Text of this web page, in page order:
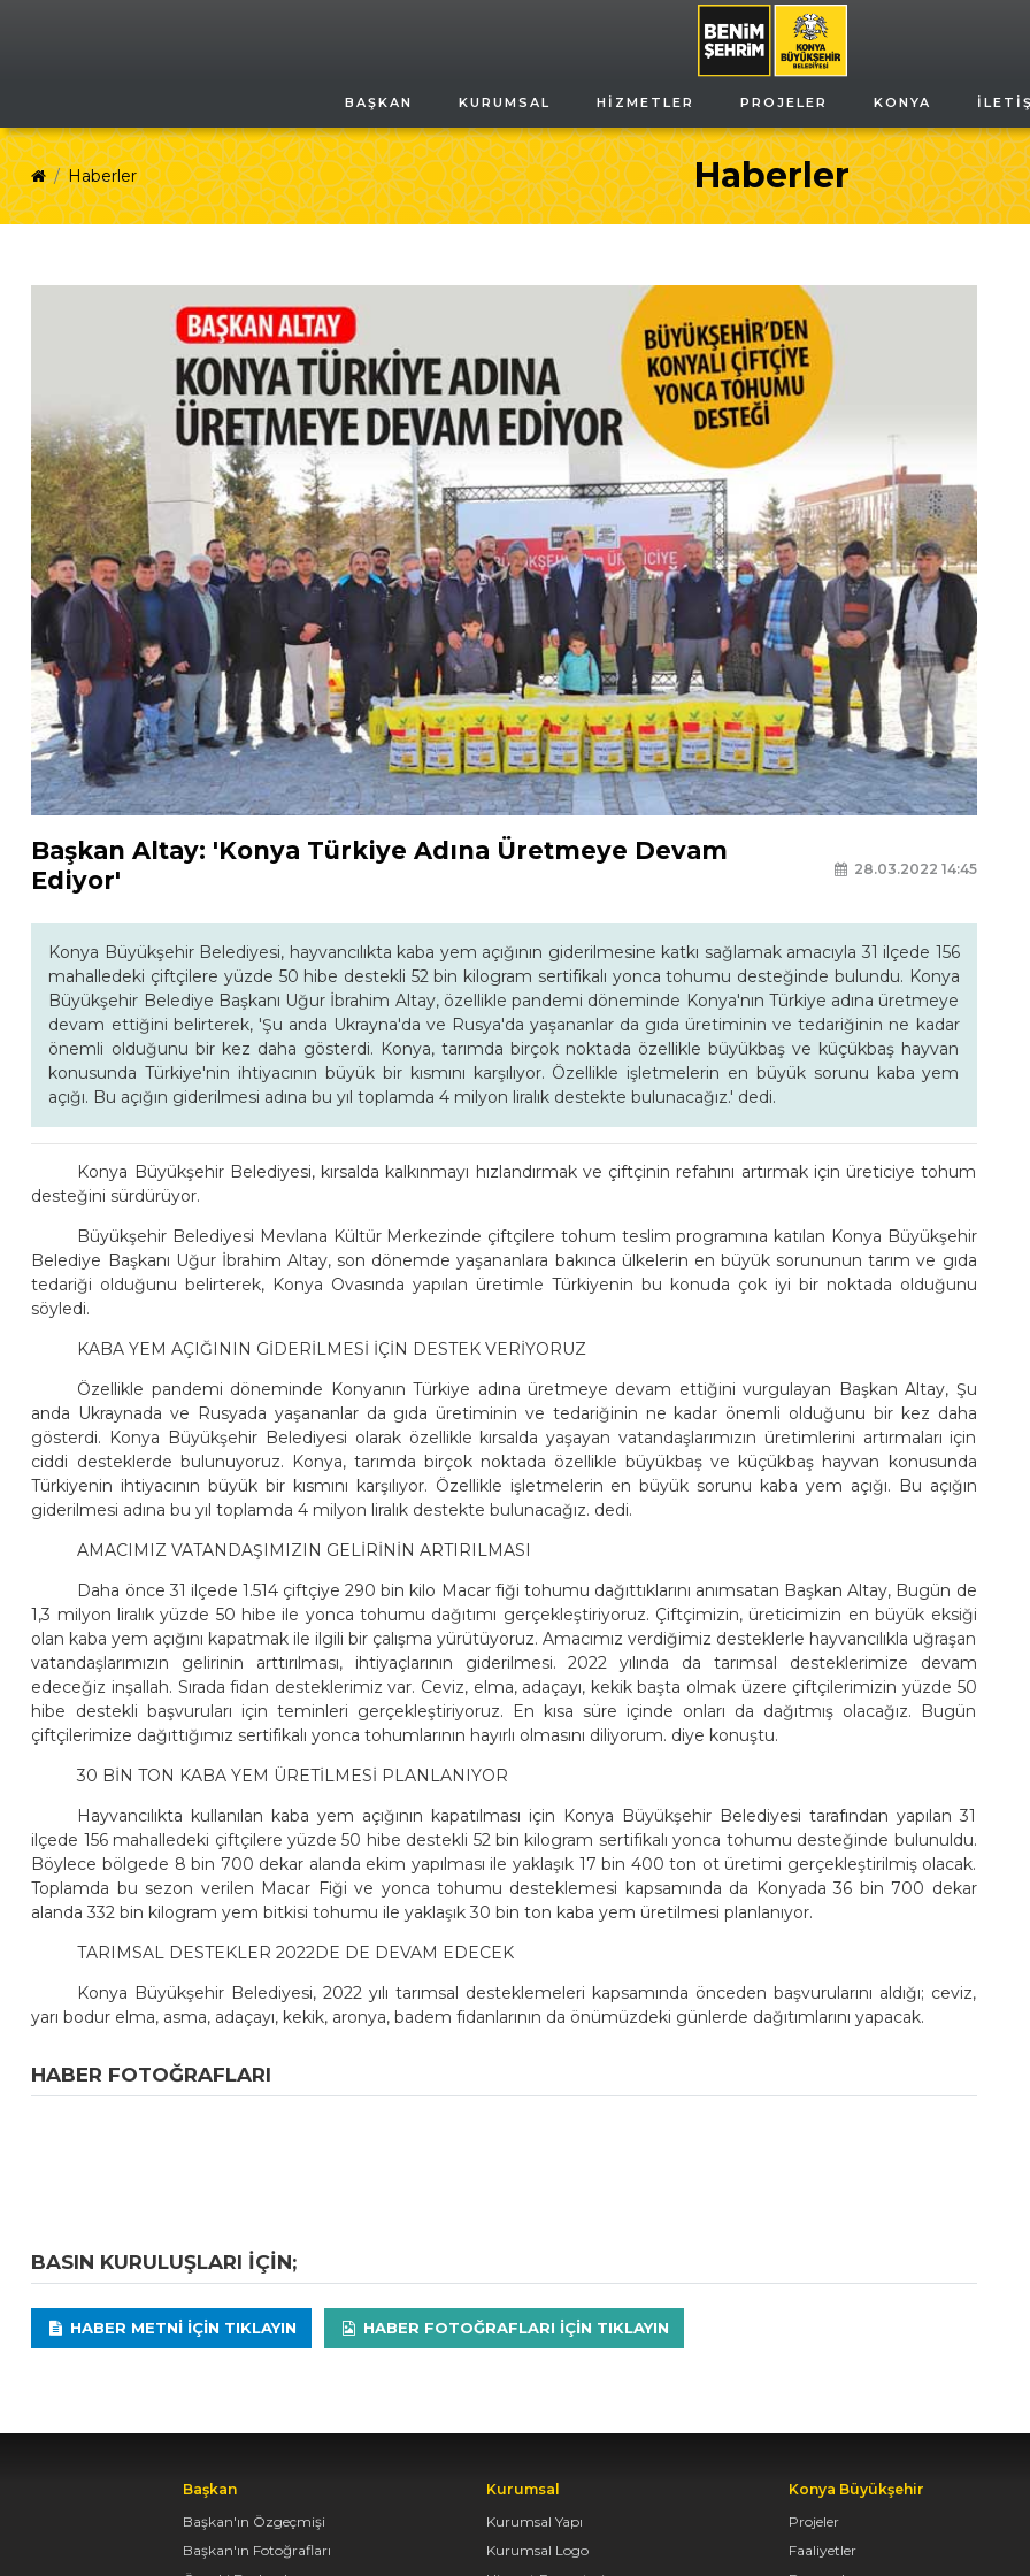
BAŞKAN KURUMSAL HIZMETLER PROJELER KONYA
Haberler
Haberler
Başkan Altay: 'Konya Türkiye Adına Üretmeye Devam
Ediyor'
28.03.2022 14:45
Konya Büyükşehir Belediyesi, hayvancılıkta kaba yem açığının giderilmesine katkı sağlamak amacıyla 31 ilçede 156
mahalledeki çiftçilere yüzde 50 hibe destekli 52 bin kilogram sertifikalı yonca tohumu desteğinde bulundu. Konya
Büyükşehir Belediye Başkanı Uğur İbrahim Altay, özellikle pandemi döneminde Konya'nın Türkiye adına üretmeye
devam ettiğini belirterek, 'Şu anda Ukrayna'da ve Rusya'da yaşananlar da gıda üretiminin ve tedariğinin ne kadar
önemli olduğunu bir kez daha gösterdi. Konya, tarımda birçok noktada özellikle büyükbaş ve küçükbaş hayvan
konusunda Türkiye'nin ihtiyacının büyük bir kısmını karşılıyor. Özellikle işletmelerin en büyük sorunu kaba yem
açığı. Bu açığın giderilmesi adına bu yıl toplamda 4 milyon liralık destekte bulunacağız.' dedi.
Konya Büyükşehir Belediyesi, kırsalda kalkınmayı hızlandırmak ve çiftçinin refahını artırmak için üreticiye tohum
desteğini sürdürüyor.
Büyükşehir Belediyesi Mevlana Kültür Merkezinde çiftçilere tohum teslim programına katılan Konya Büyükşehir
Belediye Başkanı Uğur İbrahim Altay, son dönemde yaşananlara bakınca ülkelerin en büyük sorununun tarım ve gıda
tedariği olduğunu belirterek, Konya Ovasında yapılan üretimle Türkiyenin bu konuda çok iyi bir noktada olduğunu
söyledi.
KABA YEM AÇIĞININ GİDERİLMESİ İÇİN DESTEK VERİYORUZ
Özellikle pandemi döneminde Konyanın Türkiye adına üretmeye devam ettiğini vurgulayan Başkan Altay, Şu
anda Ukraynada ve Rusyada yaşananlar da gıda üretiminin ve tedariğinin ne kadar önemli olduğunu bir kez daha
gösterdi. Konya Büyükşehir Belediyesi olarak özellikle kırsalda yaşayan vatandaşlarımızın üretimlerini artırmaları için
ciddi desteklerde bulunuyoruz. Konya, tarımda birçok noktada özellikle büyükbaş ve küçükbaş hayvan konusunda
Türkiyenin ihtiyacının büyük bir kısmını karşılıyor. Özellikle işletmelerin en büyük sorunu kaba yem açığı. Bu açığın
giderilmesi adına bu yıl toplamda 4 milyon liralık destekte bulunacağız. dedi.
AMACIMIZ VATANDAŞIMIZIN GELİRİNİN ARTIRILMASI
Daha önce 31 ilçede 1.514 çiftçiye 290 bin kilo Macar fiği tohumu dağıttıklarını anımsatan Başkan Altay, Bugün de
1,3 milyon liralık yüzde 50 hibe ile yonca tohumu dağıtımı gerçekleştiriyoruz. Çiftçimizin, üreticimizin en büyük eksiği
olan kaba yem açığını kapatmak ile ilgili bir çalışma yürütüyoruz. Amacımız verdiğimiz desteklerle hayvancılıkla uğraşan
vatandaşlarımızın gelirinin arttırılması, ihtiyaçlarının giderilmesi. 2022 yılında da tarımsal desteklerimize devam
edeceğiz inşallah. Sırada fidan desteklerimiz var. Ceviz, elma, adaçayı, kekik başta olmak üzere çiftçilerimizin yüzde 50
hibe destekli başvuruları için teminleri gerçekleştiriyoruz. En kısa süre içinde onları da dağıtmış olacağız. Bugün
çiftçilerimize dağıttığımız sertifikalı yonca tohumlarının hayırlı olmasını diliyorum. diye konuştu.
30 BİN TON KABA YEM ÜRETİLMESİ PLANLANIYOR
Hayvancılıkta kullanılan kaba yem açığının kapatılması için Konya Büyükşehir Belediyesi tarafından yapılan 31
ilçede 156 mahalledeki çiftçilere yüzde 50 hibe destekli 52 bin kilogram sertifikalı yonca tohumu desteğinde bulunuldu.
Böylece bölgede 8 bin 700 dekar alanda ekim yapılması ile yaklaşık 17 bin 400 ton ot üretimi gerçekleştirilmiş olacak.
Toplamda bu sezon verilen Macar Fiği ve yonca tohumu desteklemesi kapsamında da Konyada 36 bin 700 dekar
alanda 332 bin kilogram yem bitkisi tohumu ile yaklaşık 30 bin ton kaba yem üretilmesi planlanıyor.
TARIMSAL DESTEKLER 2022DE DE DEVAM EDECEK
Konya Büyükşehir Belediyesi, 2022 yılı tarımsal desteklemeleri kapsamında önceden başvurularını aldığı; ceviz,
yarı bodur elma, asma, adaçayı, kekik, aronya, badem fidanlarının da önümüzdeki günlerde dağıtımlarını yapacak.
HABER FOTOĞRAFLARI
BASIN KURULUŞLARI IÇIN;
HABER METNI IÇIN TIKLAYIN HABER FOTOĞRAFLARI IÇIN TIKLAYIN
Başkan
Başkan'ın Özgeçmişi
Başkan'ın Fotoğrafları
Kurumsal
Kurumsal Yapı
Kurumsal Logo
Konya Büyükşehir
Projeler
Faaliyetler